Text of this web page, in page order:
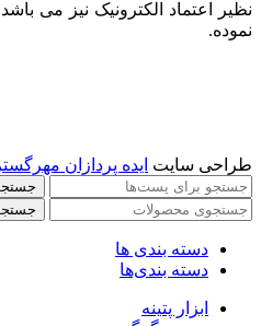
نظیر اعتماد الکترونیک نیز می
نموده.
طراحی سایت ایده پردازان مهرگستر
دسته بندی ها
دسته بندی‌ها
ابزار پتینه